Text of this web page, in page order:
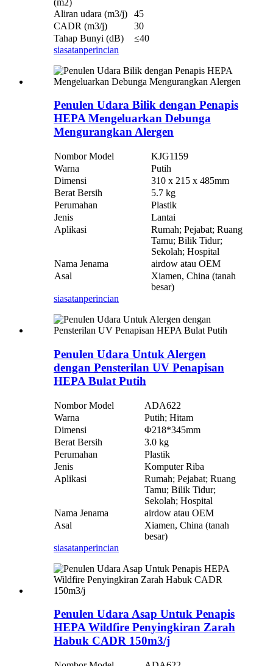
Aliran udara (m3/j)
45
CADR (m3/j)
30
Tahap Bunyi (dB)
≤40
siasatanperincian
Penulen Udara Bilik dengan Penapis
HEPA Mengeluarkan Debunga
Mengurangkan Alergen
Nombor Model
KJG1159
Warna
Putih
Dimensi
310 x 215 x 485mm
Berat Bersih
5.7 kg
Perumahan
Plastik
Jenis
Lantai
Aplikasi
Rumah; Pejabat; Ruang
Tamu; Bilik Tidur;
Sekolah; Hospital
Nama Jenama
airdow atau OEM
Asal
Xiamen, China (tanah
besar)
siasatanperincian
Penulen Udara Untuk Alergen
dengan Pensterilan UV Penapisan
HEPA Bulat Putih
Nombor Model
ADA622
Warna
Putih; Hitam
Dimensi
Φ218*345mm
Berat Bersih
3.0 kg
Perumahan
Plastik
Jenis
Komputer Riba
Aplikasi
Rumah; Pejabat; Ruang
Tamu; Bilik Tidur;
Sekolah; Hospital
Nama Jenama
airdow atau OEM
Asal
Xiamen, China (tanah
besar)
siasatanperincian
Penulen Udara Asap Untuk Penapis
HEPA Wildfire Penyingkiran Zarah
Habuk CADR 150m3/j